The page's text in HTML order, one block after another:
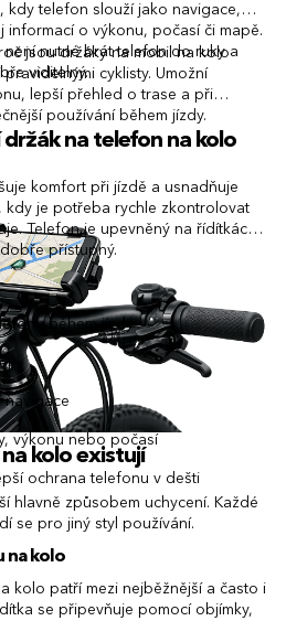
kdy telefon slouží jako navigace,
informací o výkonu, počasí či mapě.
není nutné brát telefon do ruky a
viditelný.
jsou držáky na mobil na kolo
cyklisty. Umožní
lepší přehled o trase a při
používání během jízdy.
na telefon na kolo
komfort při jízdě a usnadňuje
kdy je potřeba rychle zkontrolovat
Telefon je upevněný na řídítkách
přístupný.
během jízdy
navigace
výkonu nebo počasí
ochrana telefonu v dešti
kolo existují
hlavně způsobem uchycení. Každé
se pro jiný styl používání.
na kolo
kolo patří mezi nejběžnější a často i
se připevňuje pomocí objímky,